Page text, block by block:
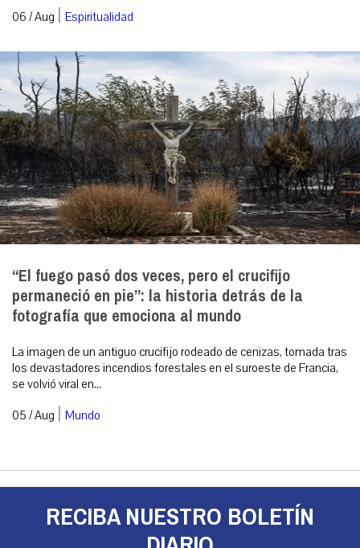
06 / Aug | Espiritualidad
“El fuego pasó dos veces, pero el crucifijo
permaneció en pie”: la historia detrás de la
fotografía que emociona al mundo
La imagen de un antiguo crucifijo rodeado de cenizas, tomada tras
los devastadores incendios forestales en el suroeste de Francia,
se volvió viral en...
05 / Aug | Mundo
RECIBA NUESTRO BOLETÍN